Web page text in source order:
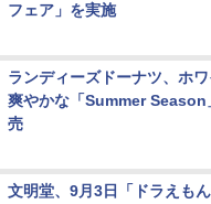
フェア」を実施
ランディーズドーナツ、ホ
爽やかな「Summer Season
売
文明堂、9月3日「ドラえも